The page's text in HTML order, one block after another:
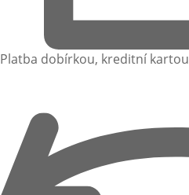
Platba dobírkou, kreditní kartou